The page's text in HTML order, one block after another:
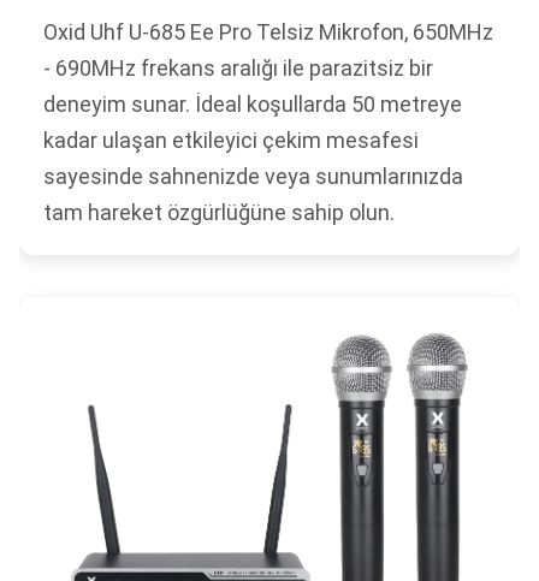
Oxid Uhf U-685 Ee Pro Telsiz Mikrofon, 650MHz
- 690MHz frekans aralığı ile parazitsiz bir
deneyim sunar. İdeal koşullarda 50 metreye
kadar ulaşan etkileyici çekim mesafesi
sayesinde sahnenizde veya sunumlarınızda
tam hareket özgürlüğüne sahip olun.